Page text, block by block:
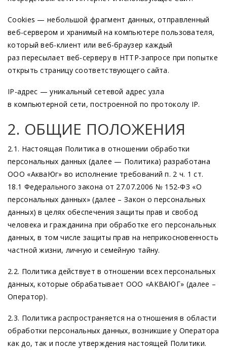
Cookies — небольшой фрагмент данных, отправленный
веб-сервером и хранимый на компьютере пользователя,
который веб-клиент или веб-браузер каждый
раз пересылает веб-серверу в HTTP-запросе при попытке
открыть страницу соответствующего сайта.
IP-адрес — уникальный сетевой адрес узла
в компьютерной сети, построенной по протоколу IP.
2. ОБЩИЕ ПОЛОЖЕНИЯ
2.1. Настоящая Политика в отношении обработки
персональных данных (далее — Политика) разработана
ООО «АкваЮг» во исполнение требований п. 2 ч. 1 ст.
18.1 Федерального закона от 27.07.2006 № 152-ФЗ «О
персональных данных» (далее – Закон о персональных
данных) в целях обеспечения защиты прав и свобод
человека и гражданина при обработке его персональных
данных, в том числе защиты прав на неприкосновенность
частной жизни, личную и семейную тайну.
2.2. Политика действует в отношении всех персональных
данных, которые обрабатывает ООО «АКВАЮГ» (далее –
Оператор).
2.3. Политика распространяется на отношения в области
обработки персональных данных, возникшие у Оператора
как до, так и после утверждения настоящей Политики.